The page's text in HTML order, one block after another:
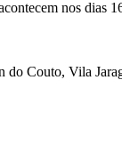
nos dias
Couto, Vila